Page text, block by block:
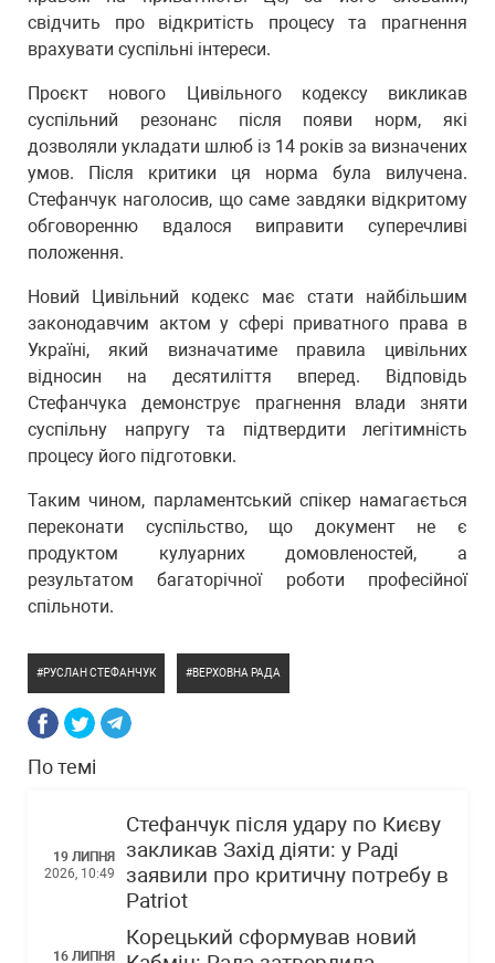
свідчить про відкритість процесу та прагнення
врахувати суспільні інтереси.
Проєкт нового Цивільного кодексу викликав
суспільний резонанс після появи норм, які
дозволяли укладати шлюб із 14 років за визначених
умов. Після критики ця норма була вилучена.
Стефанчук наголосив, що саме завдяки відкритому
обговоренню вдалося виправити суперечливі
положення.
Новий Цивільний кодекс має стати найбільшим
законодавчим актом у сфері приватного права в
Україні, який визначатиме правила цивільних
відносин на десятиліття вперед. Відповідь
Стефанчука демонструє прагнення влади зняти
суспільну напругу та підтвердити легітимність
процесу його підготовки.
Таким чином, парламентський спікер намагається
переконати суспільство, що документ не є
продуктом кулуарних домовленостей, а
результатом багаторічної роботи професійної
спільноти.
РУСЛАН СТЕФАНЧУК ВЕРХОВНА РАДА
По темі
19 ЛИПНЯ
2026, 10:49
Стефанчук після удару по Києву
закликав Захід діяти: у Раді
заявили про критичну потребу в
Patriot
16 ЛИПНЯ
Корецький сформував новий